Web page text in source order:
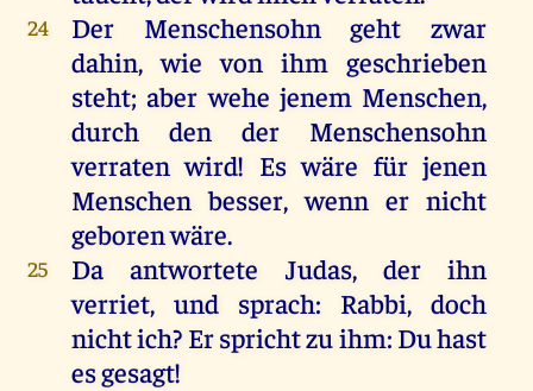
24 Der Menschensohn geht
zwar
dahin,wie von ihm geschrieben
steht;aber wehe jenem Menschen,
durch
den der
Menschensohn
verraten wird! Es wäre für jenen
Menschen besser,wenn er nicht
geborenwäre.
25 Da antwortete Judas, der
ihn
verriet, und sprach: Rabbi,doch
nichtich? Ersprichtzuihm: Duhast
esgesagt!